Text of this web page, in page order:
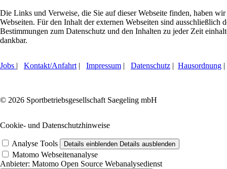
Die Links und Verweise, die Sie auf dieser Webseite finden, haben
Webseiten. Für den Inhalt der externen Webseiten sind
Bestimmungen zum Datenschutz und den Inhalten zu jeder Zeit
dankbar.
Jobs | Kontakt/Anfahrt| Impressum | Datenschutz | Hausordnung |
© 2026 Sportbetriebsgesellschaft Saegeling mbH
Cookie- und Datenschutzhinweise
Analyse Tools Details einblenden Details ausblenden
Matomo Webseitenanalyse
Anbieter: Matomo Open Source Webanalysedienst